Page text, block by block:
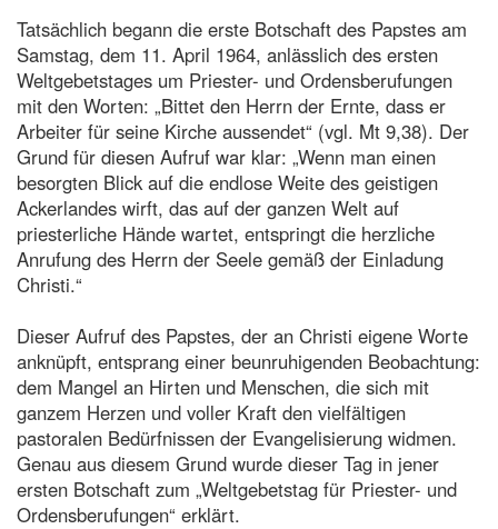
Tatsächlich begann die erste Botschaft des Papstes am
Samstag, dem 11. April 1964, anlässlich des ersten
Weltgebetstages um Priester- und Ordensberufungen
mit den Worten: „Bittet den Herrn der Ernte, dass er
Arbeiter für seine Kirche aussendet“ (vgl. Mt 9,38). Der
Grund für diesen Aufruf war klar: „Wenn man einen
besorgten Blick auf die endlose Weite des geistigen
Ackerlandes wirft, das auf der ganzen Welt auf
priesterliche Hände wartet, entspringt die herzliche
Anrufung des Herrn der Seele gemäß der Einladung
Christi.“
Dieser Aufruf des Papstes, der an Christi eigene Worte
anknüpft, entsprang einer beunruhigenden Beobachtung:
dem Mangel an Hirten und Menschen, die sich mit
ganzem Herzen und voller Kraft den vielfältigen
pastoralen Bedürfnissen der Evangelisierung widmen.
Genau aus diesem Grund wurde dieser Tag in jener
ersten Botschaft zum „Weltgebetstag für Priester- und
Ordensberufungen“ erklärt.